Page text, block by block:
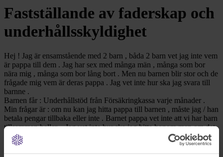
Fastställande av faderskap och
underhållsskyldighet
Hej ! Jag är ensamstående med 2 barn , båda 2 barn vet jag inte vem
är pappa till dem . Jag har sex med många män , många som bor
nära mig , många som bor lång bort . Men nu barnen blir stor och de
frågade mig vem är deras pappa . Jag vet inte hur ska jag svara till
barnne .
Barnen får : Underhållstöd från Försäkringkassa varje månader .
Min frågar är : om nu kan jag hitta pappa till barnen , måste jag / han
betala pengar tillbaka eller inte . Barnet pappa vet inte att vi har barn
tillsamman heller . Jag vet inte hur ska jag hitta honom men om det
händer , vad ska hända med oss ( jag , barnen och barnenspappa ) .
Måste han och barnen göra ett prov ( DNA ) eller inte . Jag bara vill
hitta pappa till barnen , jag vill inte mina barn blir ledsen .